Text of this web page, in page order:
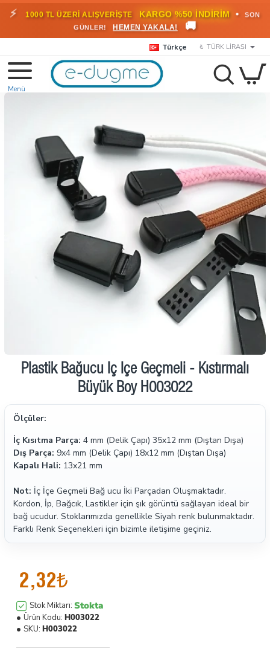
⚡ 1000 TL ÜZERİ ALIŞVERİŞTE KARGO %50 İNDİRİM •
SON
GÜNLER!
HEMEN YAKALA! 🚚
Türkçe ₺ TÜRK LIRASI
Plastik Bağucu İç İçe Geçmeli - Kıstırmalı
Büyük Boy H003022
Ölçüler:
İç Kısıtma Parça: 4 mm (Delik Çapı) 35x12 mm (Dıştan Dışa)
Dış Parça: 9x4 mm (Delik Çapı) 18x12 mm (Dıştan Dışa)
Kapalı Hali: 13x21 mm
Not: İç İçe Geçmeli Bağ ucu İki Parçadan Oluşmaktadır.
Kordon, İp, Bağcık, Lastikler için şık görüntü sağlayan ideal bir
bağ ucudur. Stoklarımızda genellikle Siyah renk bulunmaktadır.
Farklı Renk Seçenekleri için bizimle iletişime geçiniz.
2,32₺
Stok Miktarı: Stokta
Ürün Kodu: H003022
SKU: H003022